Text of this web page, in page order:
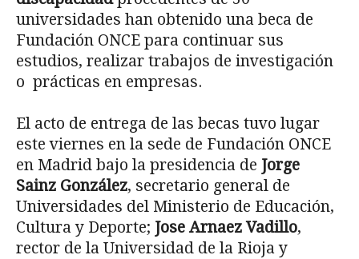
universidades han obtenido una beca de
Fundación ONCE para continuar sus
estudios, realizar trabajos de investigación
o prácticas en empresas.
El acto de entrega de las becas tuvo lugar
este viernes en la sede de Fundación ONCE
en Madrid bajo la presidencia de Jorge
Sainz González, secretario general de
Universidades del Ministerio de Educación,
Cultura y Deporte; Jose Arnaez Vadillo,
rector de la Universidad de la Rioja y